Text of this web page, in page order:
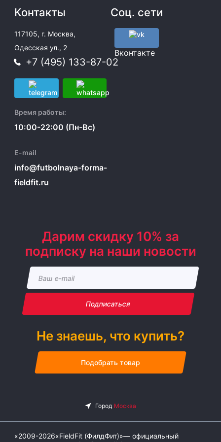
Контакты
117105, г. Москва,
Одесская ул., 2
+7 (495) 133-87-02
Время работы:
10:00-22:00 (Пн-Вс)
E-mail
info@futbolnaya-forma-
fieldfit.ru
Соц. сети
Вконтакте
Дарим скидку 10% за
подписку на наши новости
Подписаться
Не знаешь, что купить?
Подобрать товар
«2009-2026«FieldFit (ФилдФит)»— официальный